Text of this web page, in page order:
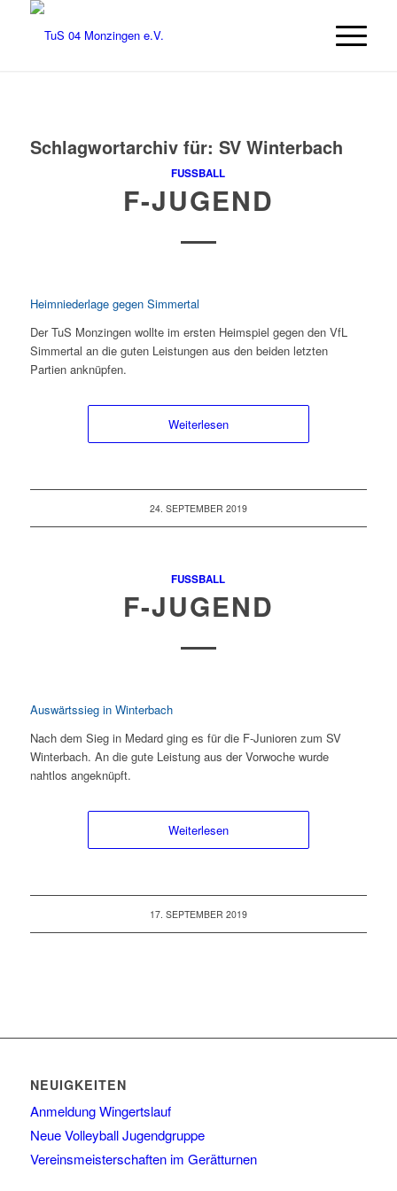
Schlagwortarchiv für: SV Winterbach
FUSSBALL
F-JUGEND
Heimniederlage gegen Simmertal
Der TuS Monzingen wollte im ersten Heimspiel gegen den VfL
Simmertal an die guten Leistungen aus den beiden letzten
Partien anknüpfen.
Weiterlesen
24. SEPTEMBER 2019
FUSSBALL
F-JUGEND
Auswärtssieg in Winterbach
Nach dem Sieg in Medard ging es für die F-Junioren zum SV
Winterbach. An die gute Leistung aus der Vorwoche wurde
nahtlos angeknüpft.
Weiterlesen
17. SEPTEMBER 2019
NEUIGKEITEN
Anmeldung Wingertslauf
Neue Volleyball Jugendgruppe
Vereinsmeisterschaften im Gerätturnen